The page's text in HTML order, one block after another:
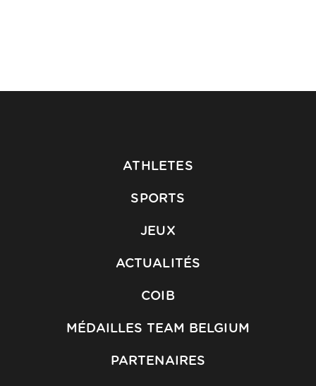
ATHLETES
SPORTS
JEUX
ACTUALITÉS
COIB
MÉDAILLES TEAM BELGIUM
PARTENAIRES